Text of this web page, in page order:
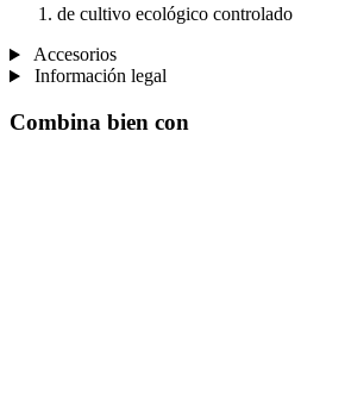
de cultivo ecológico controlado
Accesorios
Información legal
Combina bien con